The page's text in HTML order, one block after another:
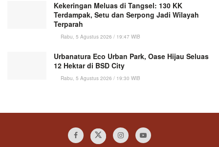
Kekeringan Meluas di Tangsel: 130 KK
Terdampak, Setu dan Serpong Jadi Wilayah
Terparah
Rabu, 5 Agustus 2026 / 19:47 WIB
Urbanatura Eco Urban Park, Oase Hijau Seluas
12 Hektar di BSD City
Rabu, 5 Agustus 2026 / 19:30 WIB